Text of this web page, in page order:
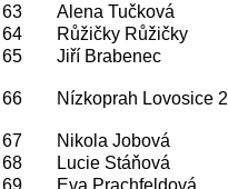
63
Alena Tučková
64
Růžičky Růžičky
65
Jiří Brabenec
66 Nízkoprah Lovosice 2
67 Nikola Jobová
68
Lucie Stáňová
69
Eva Prachfeldová